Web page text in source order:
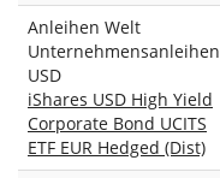
Anleihen Welt
Unternehmensanleihen
USD
iShares USD High Yield
Corporate Bond UCITS
ETF EUR Hedged (Dist)